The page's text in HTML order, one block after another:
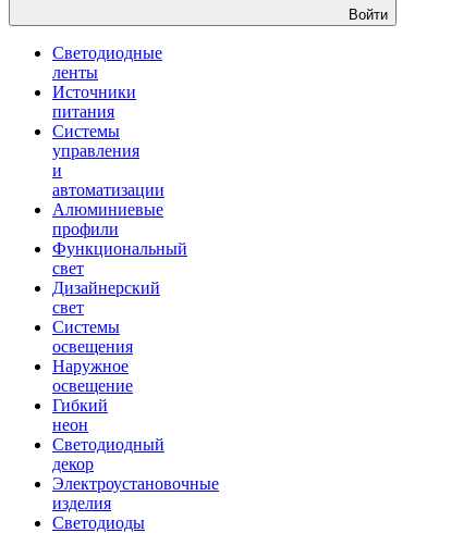
Войти
Светодиодные
ленты
Источники
питания
Системы
управления
и
автоматизации
Алюминиевые
профили
Функциональный
свет
Дизайнерский
свет
Системы
освещения
Наружное
освещение
Гибкий
неон
Светодиодный
декор
Электроустановочные
изделия
Светодиоды